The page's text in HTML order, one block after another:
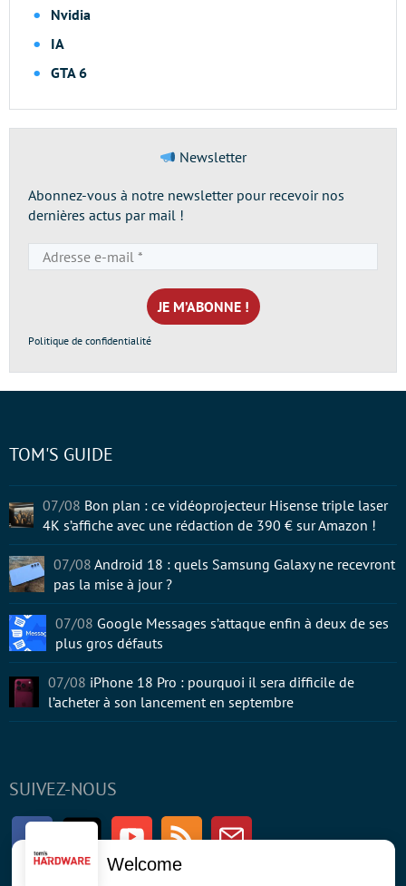
Nvidia
IA
GTA 6
Newsletter
Abonnez-vous à notre newsletter pour recevoir nos
dernières actus par mail !
e-
mail
*
Politique de confidentialité
SUIVEZ-NOUS
FacebookTwitter Youtube RSS Newsletter
TOM'S GUIDE
07/08 Bon plan : ce vidéoprojecteur Hisense triple laser
4K s’affiche avec une rédaction de 390 € sur Amazon !
07/08 Android 18 : quels Samsung Galaxy ne recevront
pas la mise à jour ?
07/08 Google Messages s’attaque enfin à deux de ses
plus gros défauts
07/08 iPhone 18 Pro : pourquoi il sera difficile de
l’acheter à son lancement en septembre
Welcome